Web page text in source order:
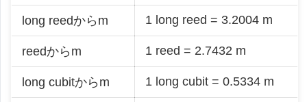
long reedからm 1 long reed = 3.2004 m
reedからm 1 reed = 2.7432 m
long cubitからm 1 long cubit = 0.5334 m